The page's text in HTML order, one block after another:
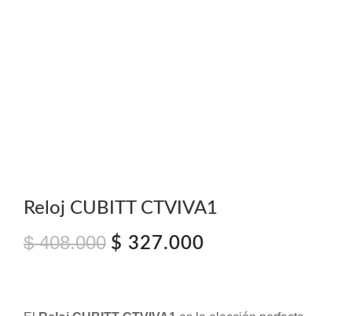
Reloj CUBITT CTVIVA1
$408.000 El
$ 327.000